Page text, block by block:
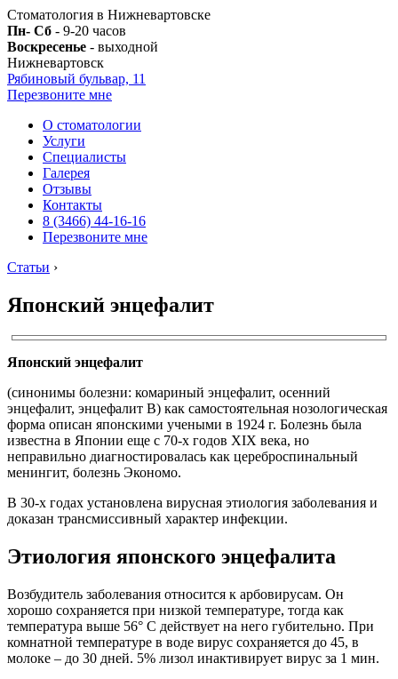
Стоматология в Нижневартовске
Пн- Сб - 9-20 часов
Воскресенье - выходной
Нижневартовск
Рябиновый бульвар, 11
Перезвоните мне
О стоматологии
Услуги
Специалисты
Галерея
Отзывы
Контакты
8 (3466) 44-16-16
Перезвоните мне
Статьи ›
Японский энцефалит
Японский энцефалит
(синонимы болезни: комариный энцефалит, осенний
энцефалит, энцефалит В) как самостоятельная нозологическая
форма описан японскими учеными в 1924 г. Болезнь была
известна в Японии еще с 70-х годов XIX века, но
неправильно диагностировалась как цереброспинальный
менингит, болезнь Экономо.
В 30-х годах установлена вирусная этиология заболевания и
доказан трансмиссивный характер инфекции.
Этиология японского энцефалита
Возбудитель заболевания относится к арбовирусам. Он
хорошо сохраняется при низкой температуре, тогда как
температура выше 56° С действует на него губительно. При
комнатной температуре в воде вирус сохраняется до 45, в
молоке – до 30 дней. 5% лизол инактивирует вирус за 1 мин.